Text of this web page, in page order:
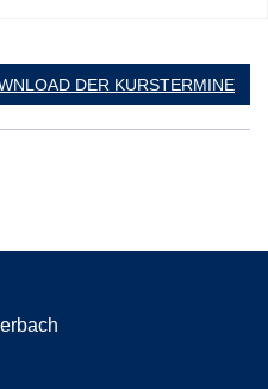
DER KURSTERMINE